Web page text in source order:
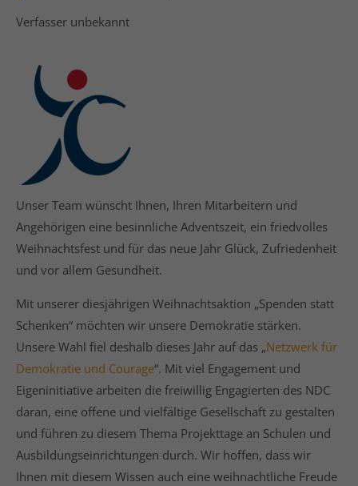
We offer support for our customers
Get in touch
Cybersteel Inc.
376-293 City Road, Suite 600
San Francisco, CA 94102
+44 1234 567 890
Drop us a line
info@yourdomain.com
Social Media
Verfasser unbekannt
Unser Team wünscht Ihnen, Ihren Mitarbeitern und
Angehörigen eine besinnliche Adventszeit, ein friedvolles
Weihnachtsfest und für das neue Jahr Glück, Zufriedenheit
und vor allem Gesundheit.
Mit unserer diesjährigen Weihnachtsaktion „Spenden statt
Schenken“ möchten wir unsere Demokratie stärken.
Unsere Wahl fiel deshalb dieses Jahr auf das „Netzwerk für
Demokratie und Courage“. Mit viel Engagement und
Eigeninitiative arbeiten die freiwillig Engagierten des NDC
daran, eine offene und vielfältige Gesellschaft zu gestalten
und führen zu diesem Thema Projekttage an Schulen und
Ausbildungseinrichtungen durch. Wir hoffen, dass wir
Ihnen mit diesem Wissen auch eine weihnachtliche Freude